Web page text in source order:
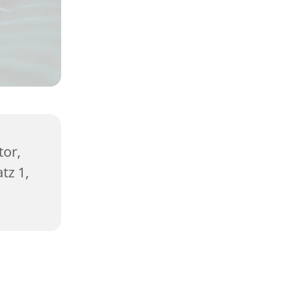
1,